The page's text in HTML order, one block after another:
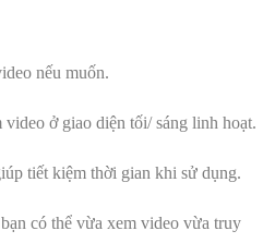
nếu muốn.
ở giao diện tối/ sáng linh hoạt.
tiết kiệm thời gian khi sử dụng.
có thể vừa xem video vừa truy